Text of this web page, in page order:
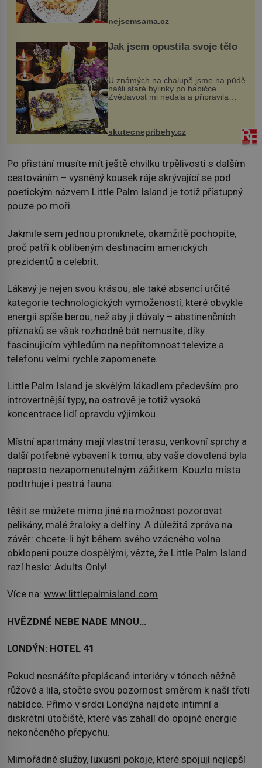
pokrmy, které rozhodně st...
nejsemsama.cz
Jak jsem opustila svoje tělo
U známých na chalupě jsme na půdě
našli staré bylinky po babičce.
Zvědavost mi nedala a připravila
jsem si z nich lektvar… Zimní pobyt
na chalupě se pro mě vlastní vinou
změnil v děsivý zážitek, na kt...
skutecnepribehy.cz
Po přistání musíte mít ještě chvilku trpělivosti s dalším
cestováním – vysněný kousek ráje skrývající se pod
poetickým názvem Little Palm Island je totiž přístupný
pouze po moři.
Jakmile sem jednou proniknete, okamžitě pochopíte,
proč patří k oblíbeným destinacím amerických
prezidentů a celebrit.
Lákavý je nejen svou krásou, ale také absencí určité
kategorie technologických vymožeností, které obvykle
energii spíše berou, než aby ji dávaly – abstinenčních
příznaků se však rozhodně bát nemusíte, díky
fascinujícím výhledům na nepřítomnost televize a
telefonu velmi rychle zapomenete.
Little Palm Island je skvělým lákadlem především pro
introvertnější typy, na ostrově je totiž vysoká
koncentrace lidí opravdu výjimkou.
Místní apartmány mají vlastní terasu, venkovní sprchy a
další potřebné vybavení k tomu, aby vaše dovolená byla
naprosto nezapomenutelným zážitkem. Kouzlo místa
podtrhuje i pestrá fauna:
těšit se můžete mimo jiné na možnost pozorovat
pelikány, malé žraloky a delfíny. A důležitá zpráva na
závěr: chcete-li být během svého vzácného volna
obklopeni pouze dospělými, vězte, že Little Palm Island
razí heslo: Adults Only!
Více na: www.littlepalmisland.com
HVĚZDNÉ NEBE NADE MNOU…
LONDÝN: HOTEL 41
Pokud nesnášíte přeplácané interiéry v tónech něžně
růžové a lila, stočte svou pozornost směrem k naší třetí
nabídce. Přímo v srdci Londýna najdete intimní a
diskrétní útočiště, které vás zahalí do opojné energie
nekončeného přepychu.
Mimořádné služby, luxusní pokoje, které spojují nejlepší